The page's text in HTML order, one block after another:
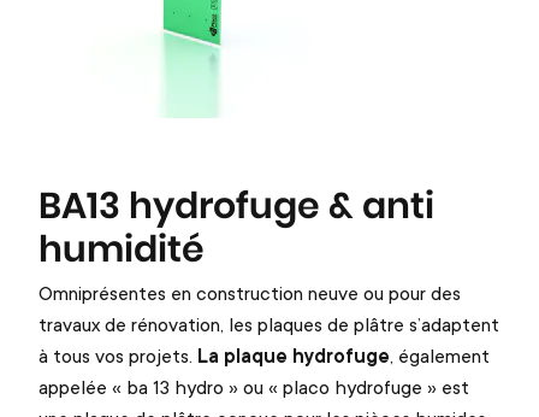
BA13 hydrofuge & anti
humidité
Omniprésentes en construction neuve ou pour des
travaux de rénovation, les plaques de plâtre s’adaptent
à tous vos projets. La plaque hydrofuge, également
appelée « ba 13 hydro » ou « placo hydrofuge » est